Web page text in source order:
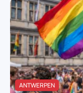
ANTWERPEN